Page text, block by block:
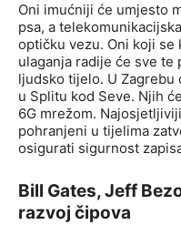
Oni imućniji će umjesto
psa, a
optičku vezu. Oni koji
ulaganja radije će sve
ljudsko tijelo. U Zagrebu
u Splitu kod Seve. Njih
6G mrežom.
pohranjeni u tijelima
osigurati sigurnost
Bill Gates, Jeff
razvoj čipova